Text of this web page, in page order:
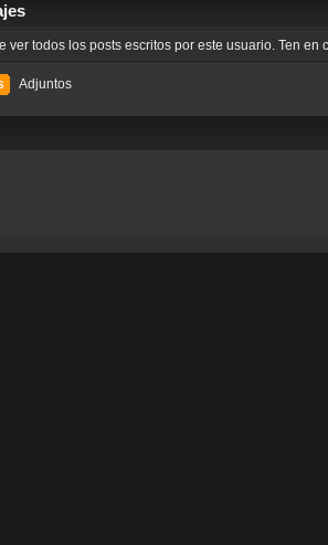
ver todos los posts escritos por este usuario. Ten
Adjuntos